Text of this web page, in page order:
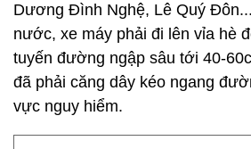
Dương Đình Nghệ, Lê Quý
nước, xe máy phải đi lên vỉa hè
tuyến đường ngập sâu tới 40-
đã phải căng dây kéo ngang
vực nguy hiểm.